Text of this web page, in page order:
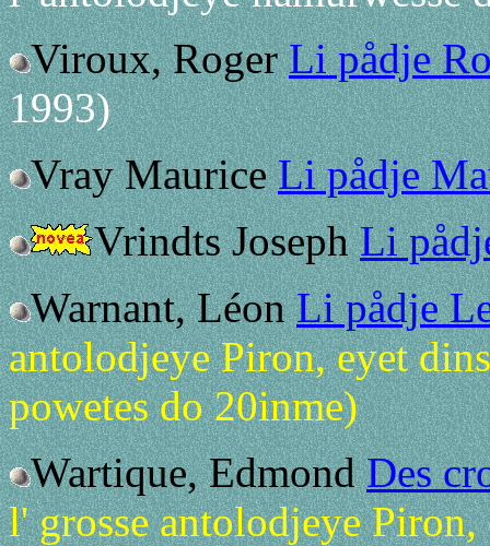
Viroux, RogerLi pådje
1993)
Vray MauriceLi pådje
Vrindts JosephLi
Warnant, LéonLi pådje
antolodjeye Piron, eyet
powetes do 20inme)
Wartique, EdmondDes
l' grosse antolodjeye